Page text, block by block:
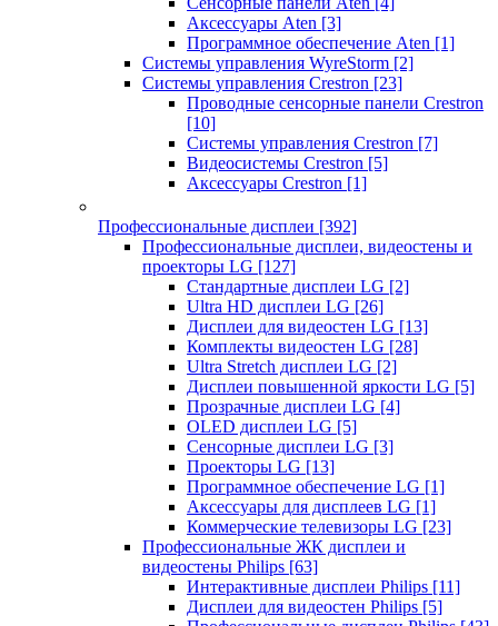
Аксессуары Aten [3]
Программное обеспечение Aten [1]
Системы управления WyreStorm [2]
Системы управления Crestron [23]
Проводные сенсорные панели Crestron
[10]
Системы управления Crestron [7]
Видеосистемы Crestron [5]
Аксессуары Crestron [1]
Профессиональные дисплеи [392]
Профессиональные дисплеи, видеостены и
проекторы LG [127]
Стандартные дисплеи LG [2]
Ultra HD дисплеи LG [26]
Дисплеи для видеостен LG [13]
Комплекты видеостен LG [28]
Ultra Stretch дисплеи LG [2]
Дисплеи повышенной яркости LG [5]
Прозрачные дисплеи LG [4]
OLED дисплеи LG [5]
Сенсорные дисплеи LG [3]
Проекторы LG [13]
Программное обеспечение LG [1]
Аксессуары для дисплеев LG [1]
Коммерческие телевизоры LG [23]
Профессиональные ЖК дисплеи и
видеостены Philips [63]
Интерактивные дисплеи Philips [11]
Дисплеи для видеостен Philips [5]